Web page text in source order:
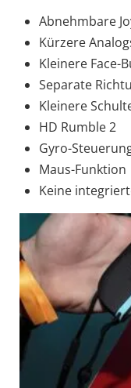
Abnehmbare
Kürzere
Kleinere Face-
Separate
Kleinere
HD Rumble 2
Gyro-
Maus-Funktion
Keine